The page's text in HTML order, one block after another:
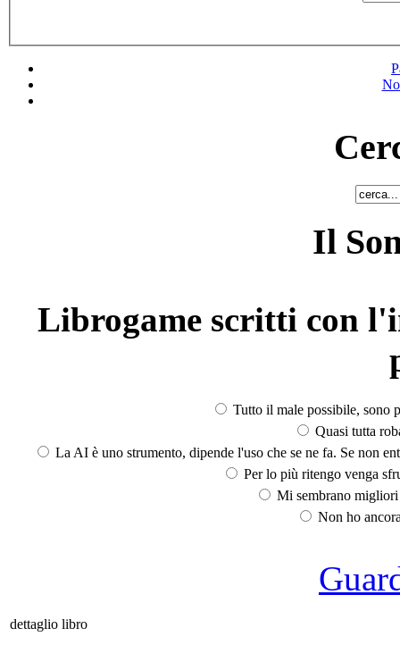
Il
Librogame scritti con
Tutto il male possibile, sono
Quasi tutta
La AI è uno strumento, dipende l'uso che se ne fa. Se non
Per lo più ritengo venga
Mi sembrano
Non ho
dettaglio libro